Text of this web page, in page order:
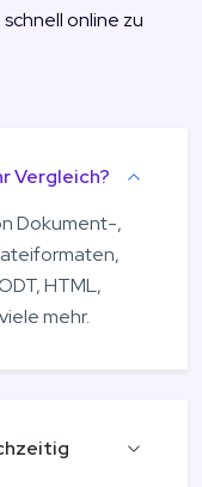
online zu
Vergleich?
Dokument-,
HTML,
mehr.